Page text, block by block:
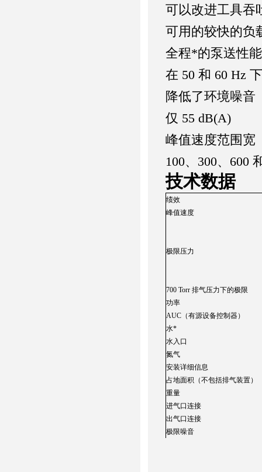
可以改进工具吞
可用的较快的负
全程*的泵送性能
在 50 和 60 Hz
降低了环境噪音
仅 55 dB(A)
峰值速度范围宽
100、300、600
技术数据
绩效
峰值速度
极限压力
700 Torr 排气压力下的极限
功率
AUC（有源设备控制器）
水*
水入口
氮气
安装详细信息
占地面积（不包括排气装置）
重量
进气口连接
出气口连接
极限噪音